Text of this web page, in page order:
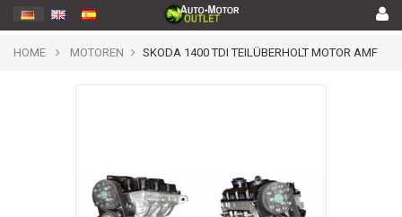
HOME MOTOREN SKODA 1400 TDI TEILÜBERHOLT MOTOR AMF